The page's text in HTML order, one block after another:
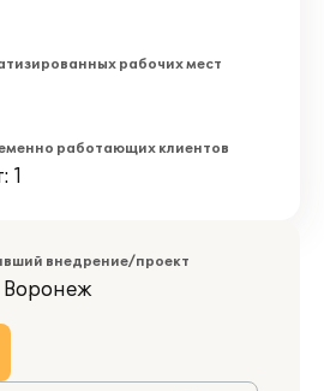
рабочих мест
работающих клиентов
1
внедрение/проект
Воронеж